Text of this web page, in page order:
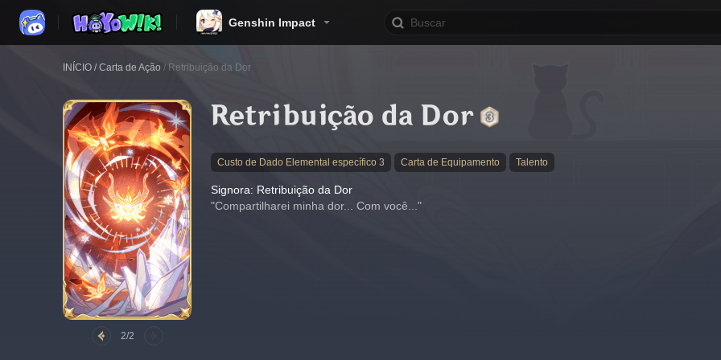
Genshin Impact
INÍCIO / Carta de Ação / Retribuição da Dor
2/2
Retribuição da Dor
Custo de Dado Elemental específico 3 Carta de Equipamento Talento
Signora: Retribuição da Dor
"Compartilharei minha dor... Com você..."